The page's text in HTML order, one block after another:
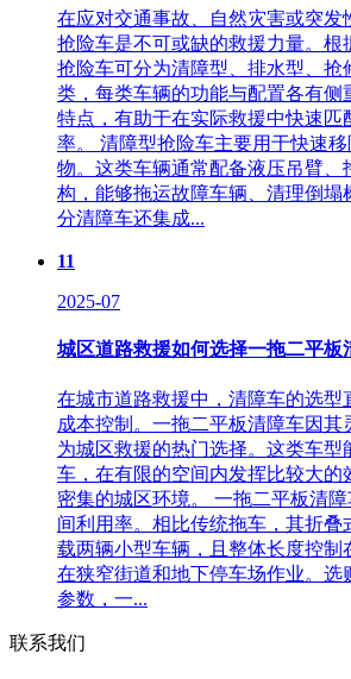
在应对交通事故、自然灾害或突发
抢险车是不可或缺的救援力量。根
抢险车可分为清障型、排水型、抢
类，每类车辆的功能与配置各有侧
特点，有助于在实际救援中快速匹
率。 清障型抢险车主要用于快速
物。这类车辆通常配备液压吊臂、
构，能够拖运故障车辆、清理倒塌
分清障车还集成...
11
2025-07
城区道路救援如何选择一拖二平板
在城市道路救援中，清障车的选型
成本控制。一拖二平板清障车因其
为城区救援的热门选择。这类车型
车，在有限的空间内发挥比较大的
密集的城区环境。 一拖二平板清
间利用率。相比传统拖车，其折叠
载两辆小型车辆，且整体长度控制
在狭窄街道和地下停车场作业。选
参数，一...
联系我们